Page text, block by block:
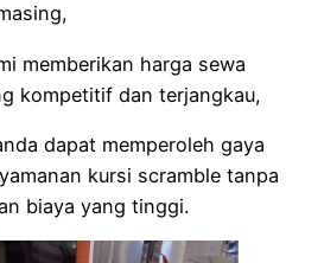
memberikan harga sewa
kompetitif dan terjangkau,
dapat memperoleh gaya
kursi scramble tanpa
biaya yang tinggi.